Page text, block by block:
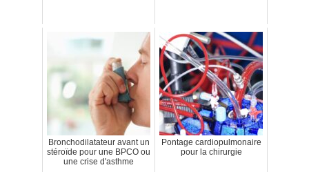
Bronchodilatateur avant un
stéroïde pour une BPCO ou
une crise d'asthme
Pontage cardiopulmonaire
pour la chirurgie